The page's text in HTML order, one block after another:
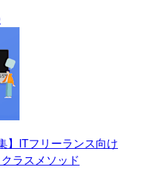
】ITフリーランス向け
ラスメソッド